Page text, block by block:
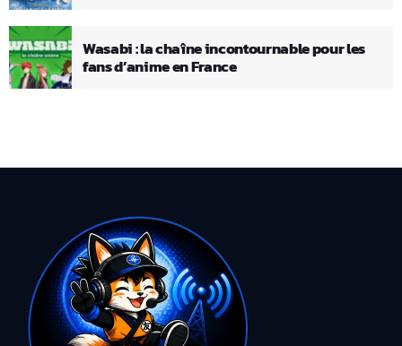
Wasabi : la chaîne incontournable pour les
fans d’anime en France